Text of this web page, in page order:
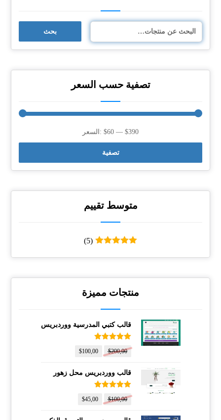
بحث
تصفية حسب السعر
تصفية
السعر: $60 — $390
متوسط ​​تقييم
من 5
(5)
منتجات مميزة
قالب كتبي المدرسية ووردبريس
تم التقييم
5.00من 5
$200,00
$100,00
قالب ووردبريس محل زهور
تم التقييم
5.00من 5
$100,00
$45,00